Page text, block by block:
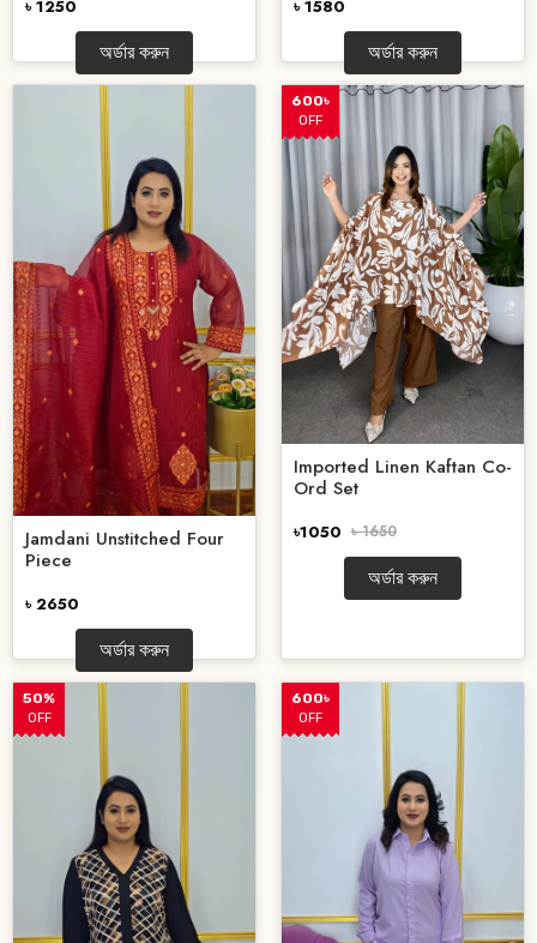
৳ 1250
অর্ডার করুন
৳ 1580
অর্ডার করুন
Jamdani Unstitched Four
Piece
৳ 2650
অর্ডার করুন
600৳
OFF
Imported Linen Kaftan Co-
Ord Set
৳1050 ৳ 1650
অর্ডার করুন
50%
OFF
600৳
OFF